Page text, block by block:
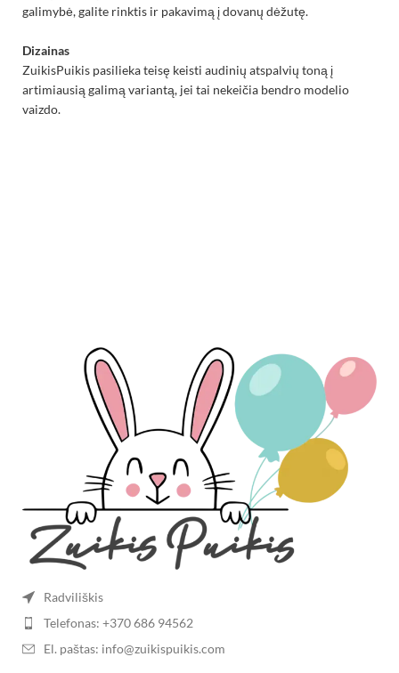
galimybė, galite rinktis ir pakavimą į dovanų dėžutę.
Dizainas
​ZuikisPuikis pasilieka teisę keisti audinių atspalvių toną į
artimiausią galimą variantą, jei tai nekeičia bendro modelio
vaizdo.
Radviliškis
Telefonas: +370 686 94562
El. paštas: info@zuikispuikis.com